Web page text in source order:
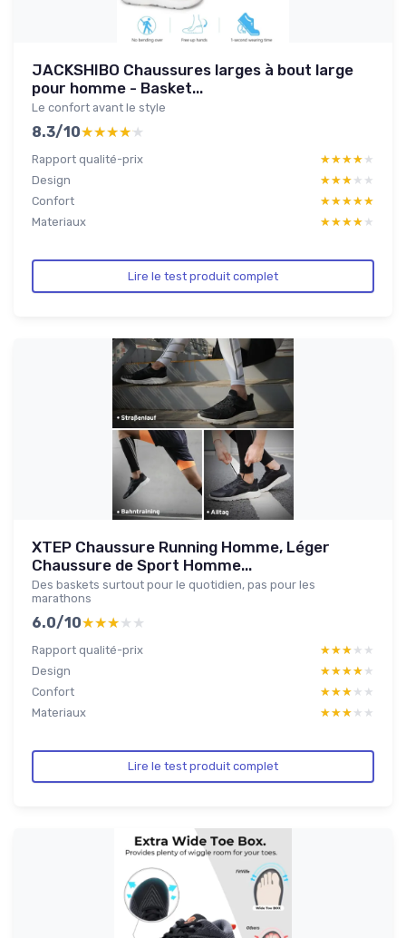
JACKSHIBO Chaussures larges à bout large
pour homme - Basket...
Le confort avant le style
8.3/10★★★★★
★★★★★
Rapport qualité-prix ★★★★★
★★★★★
Design
★★★★★
★★★★★
Confort
★★★★★
★★★★★
Materiaux
★★★★★
★★★★★
Lire le test produit complet
XTEP Chaussure Running Homme, Léger
Chaussure de Sport Homme...
Des baskets surtout pour le quotidien, pas pour les
marathons
6.0/10★★★★★
★★★★★
Rapport qualité-prix ★★★★★
★★★★★
Design
★★★★★
★★★★★
Confort
★★★★★
★★★★★
Materiaux
★★★★★
★★★★★
Lire le test produit complet